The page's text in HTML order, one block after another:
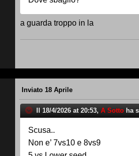
a guarda troppo in la
Inviato 18 Aprile
Il 18/4/2026 at 20:53, A Sotto ha
Scusa..
Non e’ 7vs10 e 8vs9